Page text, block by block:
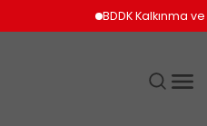
BDDK Kalkınma ve